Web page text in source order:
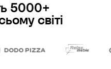
5000+
світі